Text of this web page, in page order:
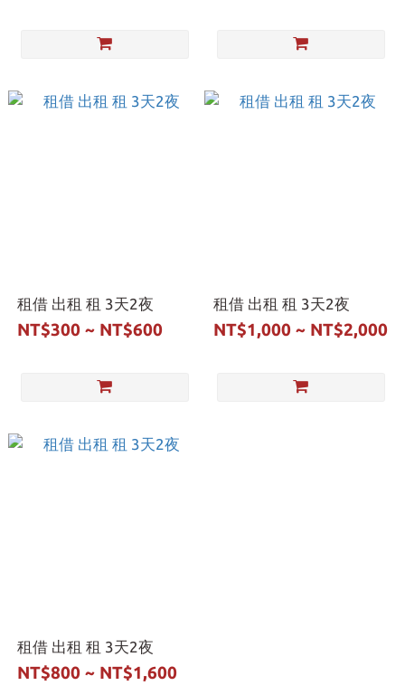
租借 出租 租 3天2夜
NT$300 ~ NT$600
租借 出租 租 3天2夜
NT$1,000 ~ NT$2,000
租借 出租 租 3天2夜
NT$800 ~ NT$1,600